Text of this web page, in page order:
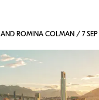
AND ROMINA COLMAN / 7 SEP